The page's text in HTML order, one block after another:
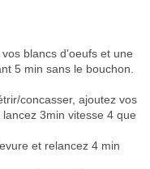
blancs d'oeufs et une
5 min sans le bouchon.
concasser, ajoutez vos
3min vitesse 4 que
et relancez 4 min